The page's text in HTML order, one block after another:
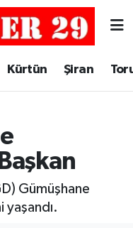
Kürtün Şiran
Gümüşhane
yaşandı.